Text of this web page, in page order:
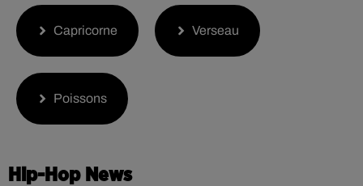
Capricorne Verseau
Poissons
Hip-Hop News